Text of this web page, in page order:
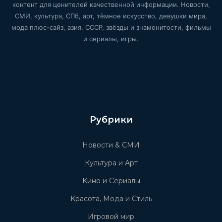
контент для ценителей качественной информации. Новости,
СМИ, культура, СПб, арт, тёмное искусство, девушки мира,
мода плюс-сайз, азия, СССР, звёзды и знаменитости, фильмы
и сериалы, игры.
Рубрики
Новости & СМИ
Культура и Арт
Кино и Сериалы
Красота, Мода и Стиль
Игровой мир